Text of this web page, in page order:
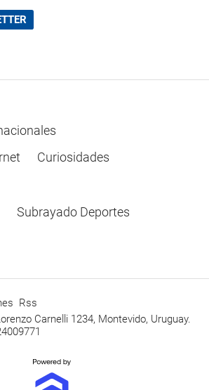
Curiosidades
Subrayado Deportes
Rss
Carnelli 1234, Montevido, Uruguay.